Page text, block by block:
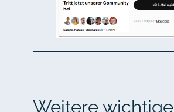
Weitere wichtige